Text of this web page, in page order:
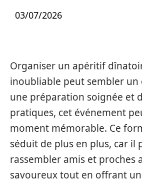
03/07/2026
Organiser un apéritif
inoubliable peut sembler un
une préparation soignée et
pratiques, cet événement
moment mémorable. Ce
séduit de plus en plus, car il
rassembler amis et proches
savoureux tout en offrant